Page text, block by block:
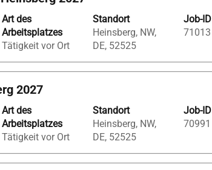
Art des
Arbeitsplatzes
Tätigkeit vor Ort
Standort
Heinsberg, NW,
DE, 52525
Job-ID
71013
2027
Art des
Arbeitsplatzes
Tätigkeit vor Ort
Standort
Heinsberg, NW,
DE, 52525
Job-ID
70991